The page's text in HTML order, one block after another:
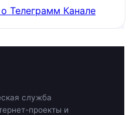
Телеграмм Канале
служба
проекты и